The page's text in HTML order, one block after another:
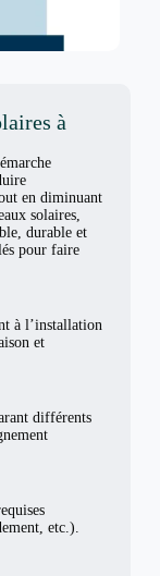
à
en diminuant
solaires,
durable et
pour faire
à l’installation
et
différents
etc.).